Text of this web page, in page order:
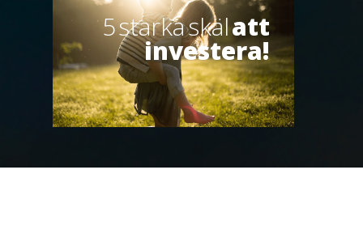
5 starka skälatt
investera!